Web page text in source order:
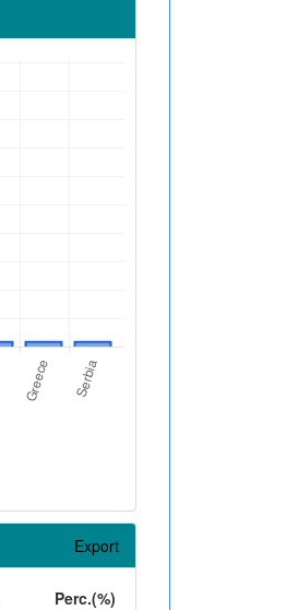
Export
Perc.(%)